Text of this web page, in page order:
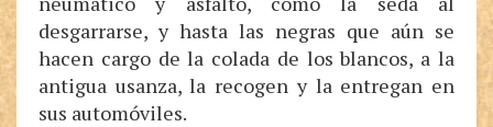
desgarrarse, y hasta las negras que aún se
hacen cargo de la colada de los blancos, a la
antigua usanza, la recogen y la entregan en
sus automóviles.